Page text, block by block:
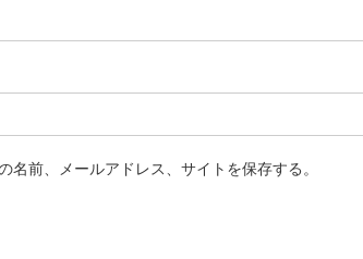
前、メールアドレス、サイトを保存する。